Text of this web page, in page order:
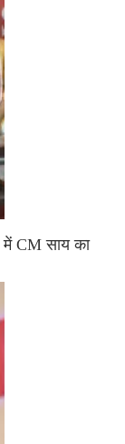
में CM साय का